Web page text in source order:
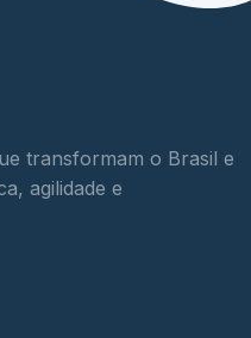
transformam o Brasil e
agilidade e